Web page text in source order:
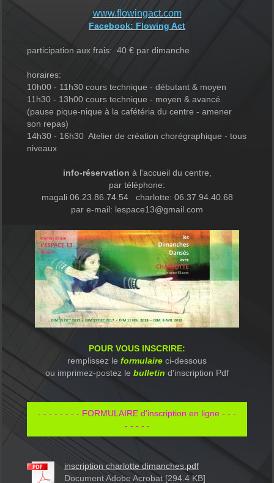
www.flowingact.com
Facebook: Flowing Act
participation aux frais: 40 € par dimanche
horaires:
10h00 - 11h30 cours technique - débutant & moyen
11h30 - 13h00 cours technique - moyen & avancé
(pause pique-nique à la cafétéria du centre - amener
son repas)
14h30 - 16h30 Atelier de création chorégraphique - tous
niveaux
info-réservation à l'accueil du centre,
par téléphone:
magali 06.23.86.74.54 charlotte: 06.37.94.40.68
par e-mail: lespace13@gmail.com
POUR VOUS INSCRIRE:
remplissez le formulaire ci-dessous
ou imprimez-postez le bulletin d'inscription Pdf
- - - - - - - - FORMULAIRE d'inscription en ligne - - -
- - - - -
inscription charlotte dimanches.pdf
Document Adobe Acrobat [294.4 KB]